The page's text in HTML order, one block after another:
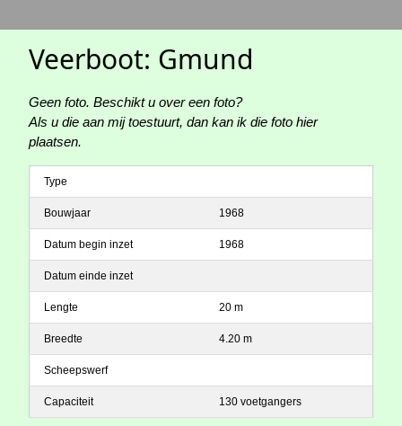
Veerboot: Gmund
Geen foto. Beschikt u over een foto?
Als u die aan mij toestuurt, dan kan ik die foto hier
plaatsen.
Type
Bouwjaar 1968
Datum begin inzet 1968
Datum einde inzet
Lengte 20 m
Breedte 4.20 m
Scheepswerf
Capaciteit 130 voetgangers